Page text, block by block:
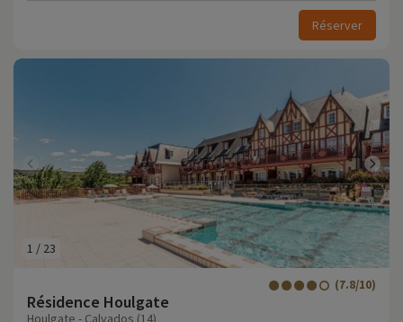
Réserver
1 / 23
Résidence Houlgate
(7.8/10)
Houlgate - Calvados (14)